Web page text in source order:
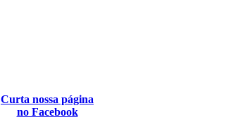
Curta nossa página
no Facebook